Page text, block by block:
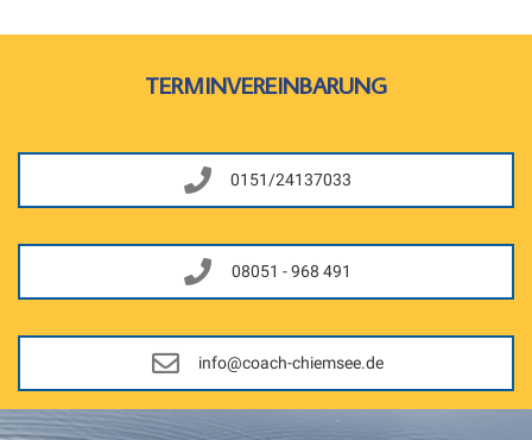
TERMINVEREINBARUNG
0151/24137033
08051 - 968 491
info@coach-chiemsee.de